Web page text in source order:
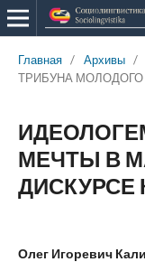
Главная / Архивы /
ТРИБУНА МОЛОДОГО
МЕЧТЫ В
ДИСКУРСЕ
Олег Игоревич